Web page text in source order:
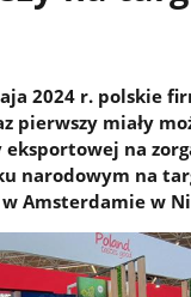
2024 r. polskie
pierwszy miały
na
narodowym na
w Amsterdamie w